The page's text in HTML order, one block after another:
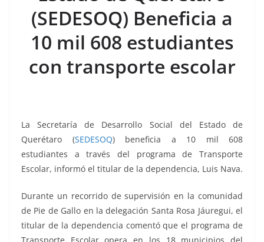
o
k
p er
(SEDESOQ) Beneficia a
10 mil 608 estudiantes
con transporte escolar
La Secretaría de Desarrollo Social del Estado de
Querétaro (SEDESOQ) beneficia a 10 mil 608
estudiantes a través del programa de Transporte
Escolar, informó el titular de la dependencia, Luis Nava.
Durante un recorrido de supervisión en la comunidad
de Pie de Gallo en la delegación Santa Rosa Jáuregui, el
titular de la dependencia comentó que el programa de